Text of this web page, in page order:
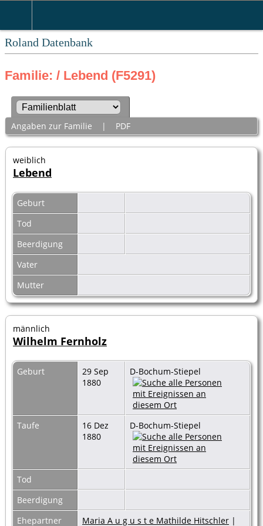
Roland Datenbank
Familie: / Lebend (F5291)
Angaben zur Familie | PDF
weiblich
Lebend
Geburt
Tod
Beerdigung
Vater
Mutter
männlich
Wilhelm Fernholz
Geburt
29 Sep
1880
D-Bochum-Stiepel
Taufe
16 Dez
1880
D-Bochum-Stiepel
Tod
Beerdigung
Ehepartner
Maria A u g u s t e Mathilde Hitschler |